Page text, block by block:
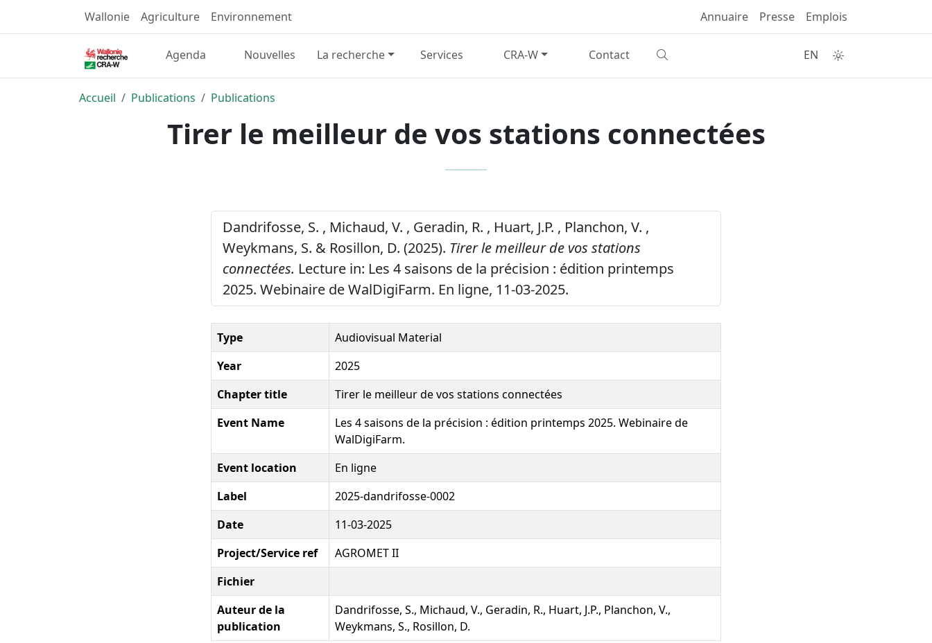
Wallonie Agriculture Environnement Annuaire Presse Emplois
Agenda Nouvelles La recherche Services CRA-W Contact EN
Accueil Publications Publications
Tirer le meilleur de vos stations connectées
Dandrifosse, S. , Michaud, V. , Geradin, R. , Huart, J.P. , Planchon, V. ,
Weykmans, S. & Rosillon, D. (2025). Tirer le meilleur de vos stations
connectées. Lecture in: Les 4 saisons de la précision : édition printemps
2025. Webinaire de WalDigiFarm. En ligne, 11-03-2025.
Type
Audiovisual Material
Year
2025
Chapter title
Tirer le meilleur de vos stations connectées
Event Name
Les 4 saisons de la précision : édition printemps 2025. Webinaire de
WalDigiFarm.
Event location
En ligne
Label
2025-dandrifosse-0002
Date
11-03-2025
Project/Service ref
AGROMET II
Fichier
Auteur de la
publication
Dandrifosse, S., Michaud, V., Geradin, R., Huart, J.P., Planchon, V.,
Weykmans, S., Rosillon, D.